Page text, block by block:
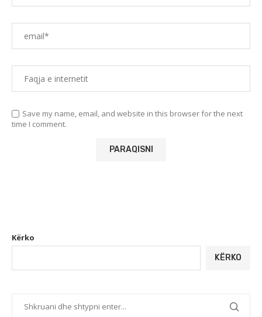
Save my name, email, and website in this browser for the next
time I comment.
Kërko
KËRKO